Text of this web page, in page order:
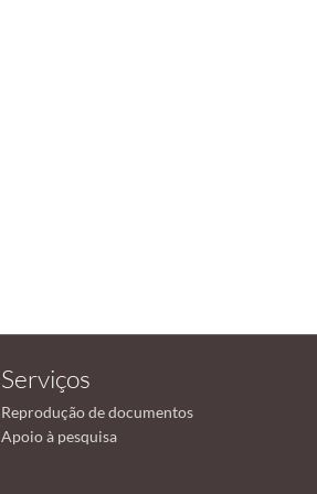
Serviços
Reprodução de documentos
Apoio à pesquisa